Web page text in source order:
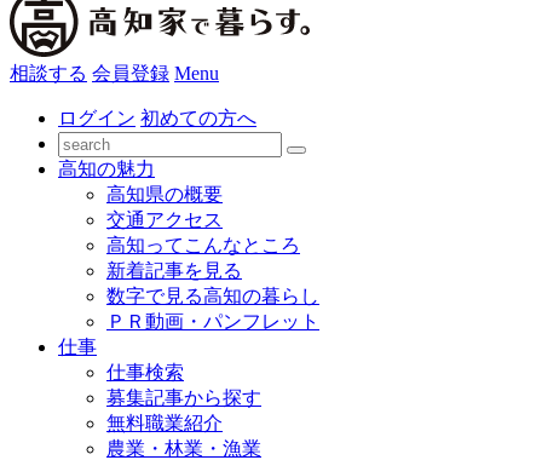
相談する 会員登録 Menu
ログイン 初めての方へ
高知の魅力
高知県の概要
交通アクセス
高知ってこんなところ
新着記事を見る
数字で見る高知の暮らし
ＰＲ動画・パンフレット
仕事
仕事検索
募集記事から探す
無料職業紹介
農業・林業・漁業